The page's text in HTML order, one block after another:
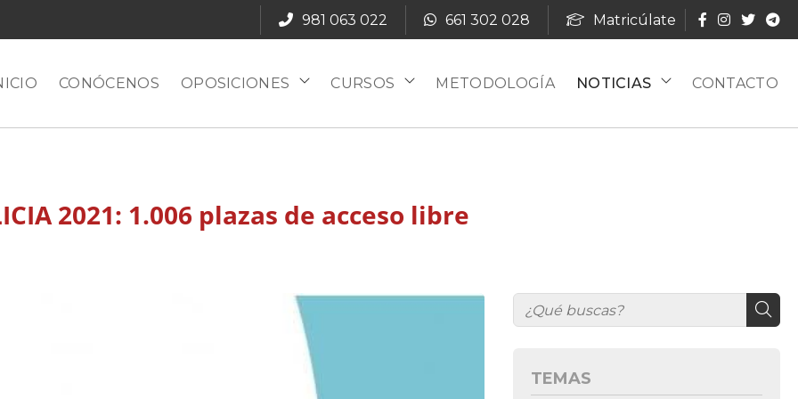
981 063 022 661 302 028 Matricúlate
CONÓCENOS OPOSICIONES CURSOS METODOLOGÍA NOTICIAS CONTACTO
2021: 1.006 plazas de acceso libre
TEMAS